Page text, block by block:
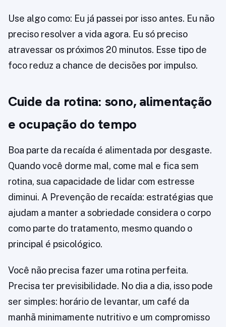
Use algo como: Eu já passei por isso antes. Eu não
preciso resolver a vida agora. Eu só preciso
atravessar os próximos 20 minutos. Esse tipo de
foco reduz a chance de decisões por impulso.
Cuide da rotina: sono, alimentação
e ocupação do tempo
Boa parte da recaída é alimentada por desgaste.
Quando você dorme mal, come mal e fica sem
rotina, sua capacidade de lidar com estresse
diminui. A Prevenção de recaída: estratégias que
ajudam a manter a sobriedade considera o corpo
como parte do tratamento, mesmo quando o
principal é psicológico.
Você não precisa fazer uma rotina perfeita.
Precisa ter previsibilidade. No dia a dia, isso pode
ser simples: horário de levantar, um café da
manhã minimamente nutritivo e um compromisso